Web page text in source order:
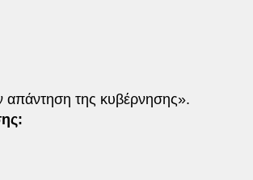
απάντηση της κυβέρνησης».